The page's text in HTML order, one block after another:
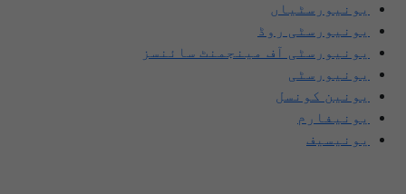
یونیورسٹیاں
یونیورسٹی روڈ
یونیورسٹی آف مینجمنٹ سائنسز
یونیورسٹی
یونین کونسل
یونیفارم
یونیسیف